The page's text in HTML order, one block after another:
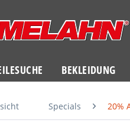
BEKLEIDUNG
Specials 20%